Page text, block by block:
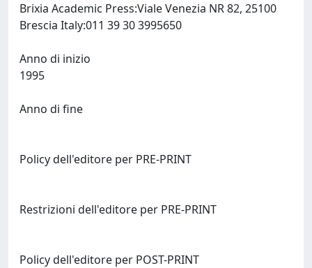
Brixia Academic Press:Viale Venezia NR 82, 25100
Anno di inizio
Anno di fine
Policy dell'editore per PRE-PRINT
Restrizioni dell'editore per PRE-PRINT
Policy dell'editore per POST-PRINT